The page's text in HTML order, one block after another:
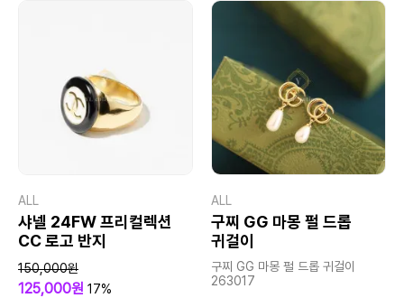
ALL
샤넬 24FW 프리컬렉션
CC 로고 반지
150,000원
125,000원 17%
ALL
구찌 GG 마몽 펄 드롭
귀걸이
구찌 GG 마몽 펄 드롭 귀걸이
263017